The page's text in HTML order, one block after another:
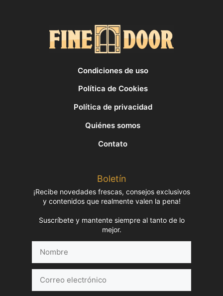
Condiciones de uso
Política de Cookies
Política de privacidad
Quiénes somos
Contato
Boletín
¡Recibe novedades frescas, consejos exclusivos
y contenidos que realmente valen la pena!
Suscríbete y mantente siempre al tanto de lo
mejor.
electrónico